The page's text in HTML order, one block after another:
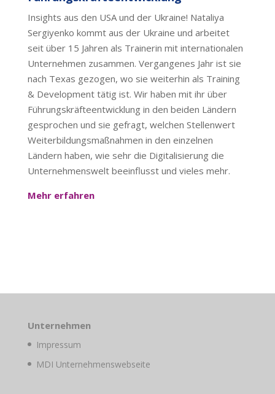
Insights aus den USA und der Ukraine! Nataliya
Sergiyenko kommt aus der Ukraine und arbeitet
seit über 15 Jahren als Trainerin mit internationalen
Unternehmen zusammen. Vergangenes Jahr ist sie
nach Texas gezogen, wo sie weiterhin als Training
& Development tätig ist. Wir haben mit ihr über
Führungskräfteentwicklung in den beiden Ländern
gesprochen und sie gefragt, welchen Stellenwert
Weiterbildungsmaßnahmen in den einzelnen
Ländern haben, wie sehr die Digitalisierung die
Unternehmenswelt beeinflusst und vieles mehr.
Mehr erfahren
Unternehmen
Impressum
MDI Unternehmenswebseite